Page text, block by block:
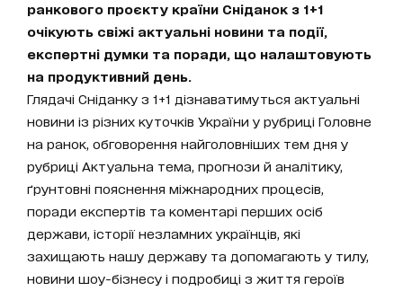
ранкового проєкту країни Сніданок з 1+1
очікують свіжі актуальні новини та події,
експертні думки та поради, що налаштовують
на продуктивний день.
Глядачі Сніданку з 1+1 дізнаватимуться актуальні
новини із різних куточків України у рубриці Головне
на ранок, обговорення найголовніших тем дня у
рубриці Актуальна тема, прогнози й аналітику,
ґрунтовні пояснення міжнародних процесів,
поради експертів та коментарі перших осіб
держави, історії незламних українців, які
захищають нашу державу та допомагають у тилу,
новини шоу-бізнесу і подробиці з життя героїв